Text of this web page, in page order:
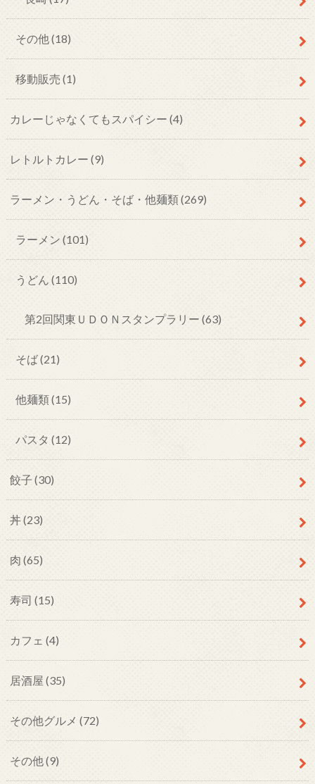
その他(18)
移動販売 (1)
カレーじゃなくてもスパイシー (4)
レトルトカレー (9)
ラーメン・うどん・そば・他麺類(269)
ラーメン (101)
うどん (110)
第2回関東ＵＤＯＮスタンプラリー (63)
そば(21)
他麺類(15)
パスタ (12)
餃子 (30)
丼(23)
肉 (65)
寿司 (15)
カフェ (4)
居酒屋 (35)
その他グルメ (72)
その他(9)